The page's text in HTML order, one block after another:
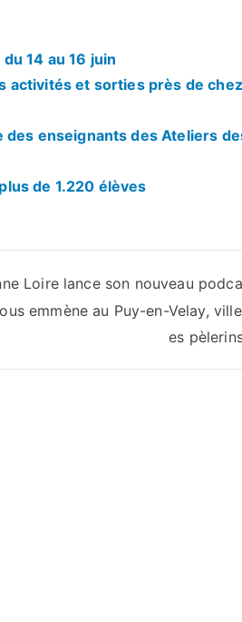
14 au 16 juin
activités et sorties près de chez
enseignants des Ateliers
de 1.220 élèves
Loire lance son nouveau
emmène au Puy-en-Velay,
es